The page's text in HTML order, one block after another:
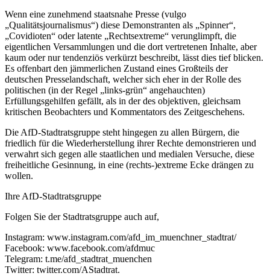
Wenn eine zunehmend staatsnahe Presse (vulgo
„Qualitätsjournalismus“) diese Demonstranten als „Spinner“,
„Covidioten“ oder latente „Rechtsextreme“ verunglimpft, die
eigentlichen Versammlungen und die dort vertretenen Inhalte, aber
kaum oder nur tendenziös verkürzt beschreibt, lässt dies tief blicken.
Es offenbart den jämmerlichen Zustand eines Großteils der
deutschen Presselandschaft, welcher sich eher in der Rolle des
politischen (in der Regel „links-grün“ angehauchten)
Erfüllungsgehilfen gefällt, als in der des objektiven, gleichsam
kritischen Beobachters und Kommentators des Zeitgeschehens.
Die AfD-Stadtratsgruppe steht hingegen zu allen Bürgern, die
friedlich für die Wiederherstellung ihrer Rechte demonstrieren und
verwahrt sich gegen alle staatlichen und medialen Versuche, diese
freiheitliche Gesinnung, in eine (rechts-)extreme Ecke drängen zu
wollen.
Ihre AfD-Stadtratsgruppe
Folgen Sie der Stadtratsgruppe auch auf,
Instagram: www.instagram.com/afd_im_muenchner_stadtrat/
Facebook: www.facebook.com/afdmuc
Telegram: t.me/afd_stadtrat_muenchen
Twitter: twitter.com/AStadtrat.